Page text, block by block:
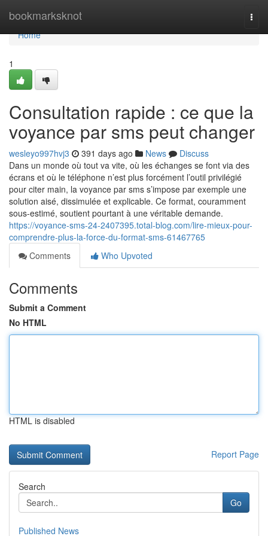
bookmarksknot
Home
Home
1
Consultation rapide : ce que la
voyance par sms peut changer
wesleyo997hvj3 391 days ago News
Discuss
Dans un monde où tout va vite, où les échanges se font via des
écrans et où le téléphone n’est plus forcément l’outil privilégié
pour citer main, la voyance par sms s’impose par exemple une
solution aisé, dissimulée et explicable. Ce format, couramment
sous-estimé, soutient pourtant à une véritable demande.
https://voyance-sms-24-2407395.total-blog.com/lire-mieux-pour-
comprendre-plus-la-force-du-format-sms-61467765
Comments
Who Upvoted
Comments
Submit a Comment
No HTML
HTML is disabled
Report Page
Search
Go
Published News